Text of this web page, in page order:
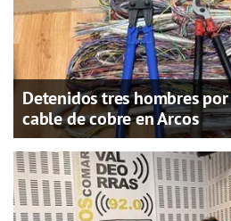
Detenidos tres hombres
cable de cobre en Arcos